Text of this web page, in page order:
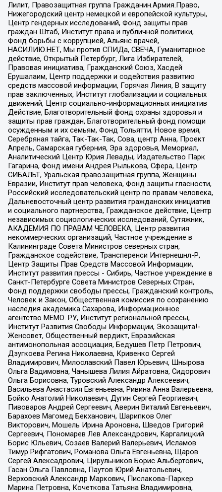
Лилит, Правозащитная группа Гражданин.Армия.Право,
Нижегородский центр немецкой и европейской культуры,
Центр гендерных исследований, Фонд защиты прав
граждан Штаб, Институт права и публичной политики,
Фонд борьбы с коррупцией, Альянс врачей,
НАСИЛИЮ.НЕТ, Мы против СПИДа, СВЕЧА, Гуманитарное
действие, Открытый Петербург, Лига Избирателей,
Правовая инициатива, Гражданский Союз, Хасдей
Ерушалаим, Центр поддержки и содействия развитию
средств массовой информации, Горячая Линия, В защиту
прав заключенных, Институт глобализации и социальных
движений, Центр социально-информационных инициатив
Действие, Благотворительный фонд охраны здоровья и
защиты прав граждан, Благотворительный фонд помощи
осужденным и их семьям, Фонд Тольятти, Новое время,
Серебряная тайга, Так-Так-Так, Сова, центр Анна, Проект
Апрель, Самарская губерния, Эра здоровья, Мемориал,
Аналитический Центр Юрия Левады, Издательство Парк
Гагарина, Фонд имени Андрея Рылькова, Сфера, Центр
СИБАЛЬТ, Уральская правозащитная группа, Женщины
Евразии, Институт прав человека, Фонд защиты гласности,
Российский исследовательский центр по правам человека,
Дальневосточный центр развития гражданских инициатив
и социального партнерства, Гражданское действие, Центр
независимых социологических исследований, Сутяжник,
АКАДЕМИЯ ПО ПРАВАМ ЧЕЛОВЕКА, Центр развития
некоммерческих организаций, Частное учреждение в
Калининграде Совета Министров северных стран,
Гражданское содействие, Трансперенси Интернешнл-Р,
Центр Защиты Прав Средств Массовой Информации,
Институт развития прессы - Сибирь, Частное учреждение в
Санкт-Петербурге Совета Министров Северных Стран,
Фонд поддержки свободы прессы, Гражданский контроль,
Человек и Закон, Общественная комиссия по сохранению
наследия академика Сахарова, Информационное
агентство МЕМО. РУ, Институт региональной прессы,
Институт Развития Свободы Информации, Экозащита!-
Женсовет, Общественный вердикт, Евразийская
антимонопольная ассоциация, Бедушев Петр Петрович,
Дзугкоева Регина Николаевна, Кривенко Сергей
Владимирович, Милославский Павел Юрьевич, Шнырова
Ольга Вадимовна, Чанышева Лилия Айратовна, Сидорович
Ольга Борисовна, Туровский Александр Алексеевич,
Васильева Анастасия Евгеньевна, Ривина Анна Валерьевна,
Бойко Анатолий Николаевич, Дугин Сергей Георгиевич,
Пивоваров Андрей Сергеевич, Аверин Виталий Евгеньевич,
Барахоев Магомед Бекханович, Шарипков Олег
Викторович, Мошель Ирина Ароновна, Шведов Григорий
Сергеевич, Пономарев Лев Александрович, Каргалицкий
Борис Юльевич, Созаев Валерий Валерьевич, Исламов
Тимур Рифгатович, Романова Ольга Евгеньевна, Щаров
Сергей Алексадрович, Цирульников Борис Альбертович,
Гасан Ольга Павловна, Паутов Юрий Анатольевич,
Верховский Александр Маркович, Пислакова-Паркер
Марина Петровна, Кочеткова Татьяна Владимировна,